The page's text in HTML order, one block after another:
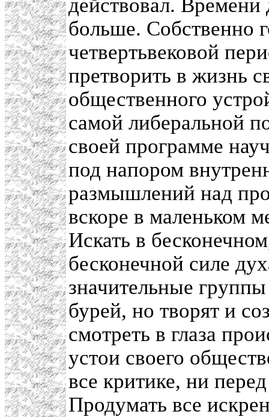
действовал. Времени
больше. Собственно
четвертьвековой
претворить в жизнь
общественного
самой либеральной
своей программе
под напором
размышлений над
вскоре в маленьком
Искать в
бесконечной силе
значительные
бурей, но творят и
смотреть в глаза
устои своего
все критике, ни
Продумать все